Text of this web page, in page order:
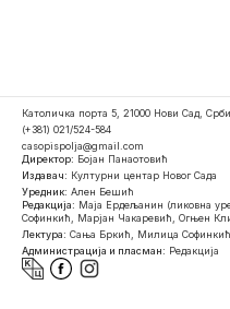
Католичка порта 5, 21000 Нови Сад,
(+381) 021/524-584
casopispolja@gmail.com
Директор: Бојан Панаотовић
Издавач: Културни центар Новог Сада
Уредник: Ален Бешић
Редакција: Маја Ердељанин (ликовна
Софинкић, Марјан Чакаревић, Огњен
Лектура: Сања Бркић, Милица Софинкић
Администрација и пласман: Редакција